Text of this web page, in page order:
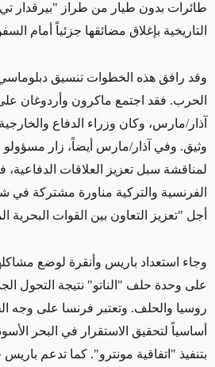
طائرات بدون طيار من طراز "بيرقدار تي
التاريخية بإغلاق مضائقها جزئياً أمام
وقد رافق هذه الخطوات تنسيق
الحرب. فقد اجتمع ماكرون وأردوغان
آذار/مارس، وكان وزراء الدفاع
وثيق. وفي آذار/مارس أيضاً، زار مسؤولو
لمناقشة سبل تعزيز العلاقات الدفاعية،
الفرنسية والتركية مناورة مشتركة
أجل "تعزيز التعاون بين القوات البحرية
وجاء استعداد باريس وأنقرة لوضع
على وحدة حلف "الناتو" نتيجة التحول
روسيا والحلف. وتعتبر فرنسا على وجه
أساسياً لتحقيق الاستقرار في البحر
بتنفيذ "اتفاقية مونترو". كما تدعم باريس